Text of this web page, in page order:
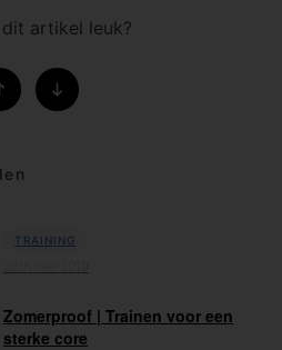
artikel leuk?
TRAINING
Zomerproof | Trainen voor een
sterke core